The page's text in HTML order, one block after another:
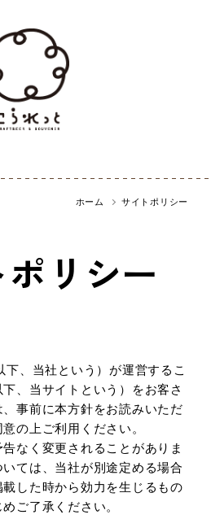
ホーム サイトポリシー
リシー
、当社という）が運営するこ
、当サイトという）をお客さ
事前に本方針をお読みいただ
の上ご利用ください。
なく変更されることがありま
ては、当社が別途定める場合
した時から効力を生じるもの
ご了承ください。